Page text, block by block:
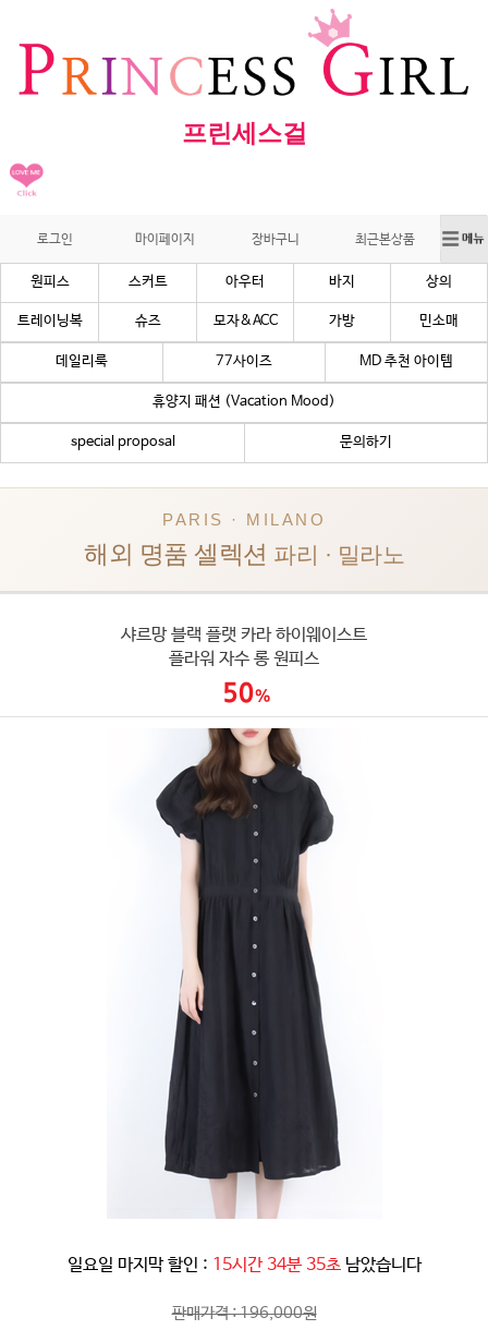
프린세스걸
로그인 마이페이지 장바구니 최근본상품
원피스 스커트 아우터 바지 상의
트레이닝복 슈즈 모자&ACC 가방 민소매
데일리룩 77사이즈 MD 추천 아이템
휴양지 패션 (Vacation Mood)
special proposal 문의하기
PARIS · MILANO
해외 명품 셀렉션 파리 · 밀라노
샤르망 블랙 플랫 카라 하이웨이스트
플라워 자수 롱 원피스
일요일 마지막 할인 : 15시간 34분 32초 남았습니다
판매가격 : 196,000원